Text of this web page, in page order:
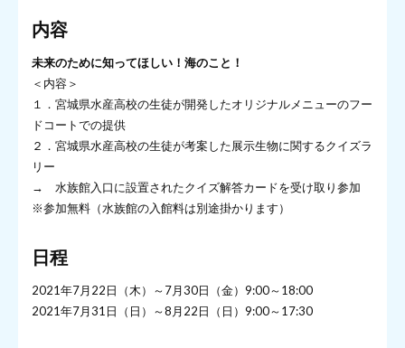
内容
未来のために知ってほしい！海のこと！
＜内容＞
１．宮城県水産高校の生徒が開発したオリジナルメニューのフー
ドコートでの提供
２．宮城県水産高校の生徒が考案した展示生物に関するクイズラ
リー
→ 水族館入口に設置されたクイズ解答カードを受け取り参加
※参加無料（水族館の入館料は別途掛かります）
日程
2021年7月22日（木）～7月30日（金）9:00～18:00
2021年7月31日（日）～8月22日（日）9:00～17:30